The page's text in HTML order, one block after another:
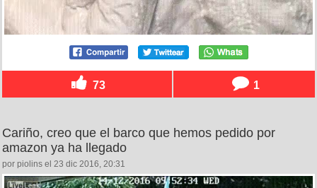
73 1
Cariño, creo que el barco que hemos pedido por
amazon ya ha llegado
por piolins el 23 dic 2016, 20:31